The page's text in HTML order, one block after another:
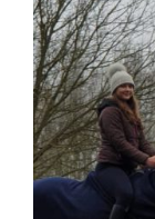
KONTAKT